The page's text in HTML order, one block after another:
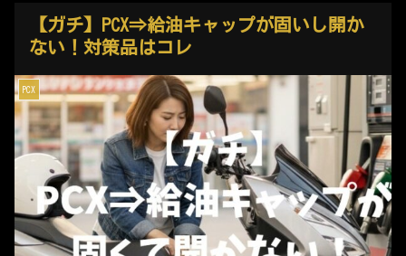
【ガチ】PCX⇒給油キャップが固いし開か
ない！対策品はコレ
PCX